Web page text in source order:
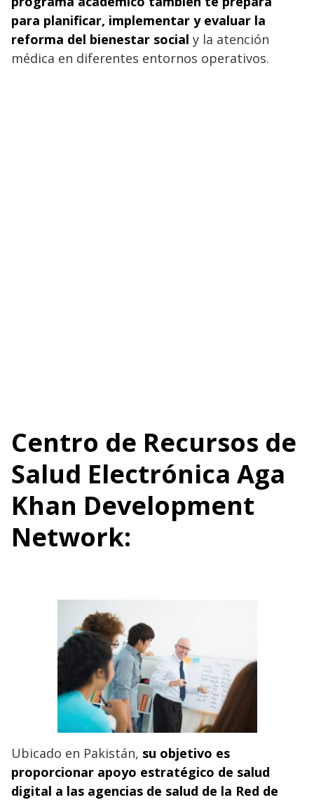
para planificar, implementar y evaluar la
reforma del bienestar social y la atención
médica en diferentes entornos operativos.
Centro de Recursos de
Salud Electrónica Aga
Khan Development
Network:
Ubicado en Pakistán, su objetivo es
proporcionar apoyo estratégico de salud
digital a las agencias de salud de la Red de